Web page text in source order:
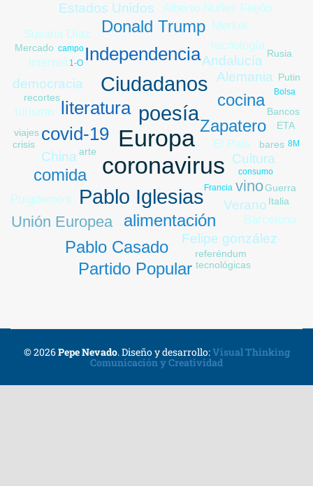
Europa
coronavirus
poesía
Ciudadanos
Pablo Iglesias
covid-19
literatura
Independencia
Zapatero
alimentación
cocina
Donald Trump
Pablo Casado
comida
Partido Popular
vino
Unión Europea
Felipe gonzález
Andalucía
Cultura
democracia
China
Estados Unidos
Verano
Alemania
Puigdemont
tecnología
internet
Alberto Nuñez Feijóo
Barcelona
El País
Susana Díaz
turismo
Merkel
arte
bares
tecnológicas
crisis
Guerra
recortes
referéndum
ETA
Italia
Rusia
viajes
Bancos
Mercado
Putin
Bolsa
consumo
Francia
1-O
8M
campo
© 2026Pepe Nevado.Diseño y desarrollo:Visual Thinking
Comunicación y Creatividad